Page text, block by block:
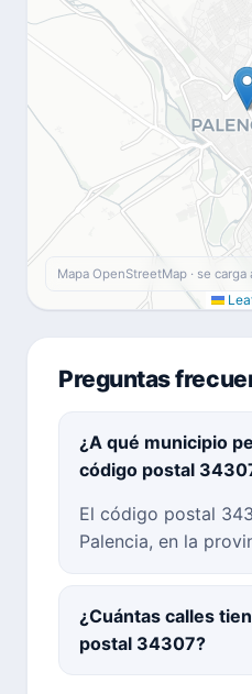
Mapa OpenStreetMap · se
Preguntas
¿A qué municipio
código postal
El código postal
Palencia, en la
¿Cuántas calles
postal 34307?